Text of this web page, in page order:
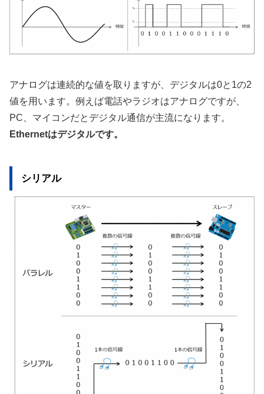
アナログは連続的な値を取りますが、デジタルは0と1の2
値を用います。例えば電話やラジオはアナログですが、
PC、マイコンだとデジタル通信が主流になります。
Ethernetはデジタルです。
シリアル